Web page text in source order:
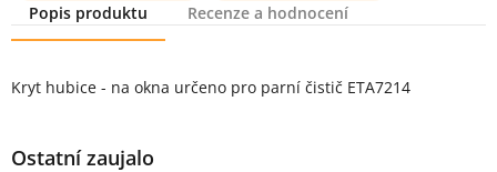
Popis produktu
Recenze a hodnocení
Kryt hubice - na okna určeno pro parní čistič ETA7214
Ostatní zaujalo